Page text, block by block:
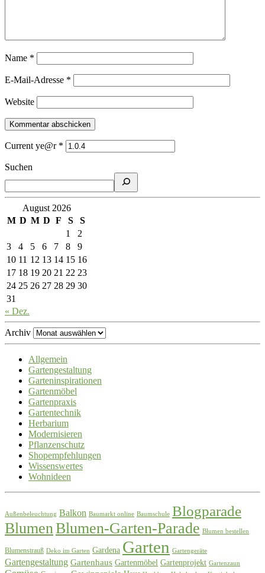
Name *
E-Mail-Adresse *
Website
Current ye@r *
Suchen
August 2026
M D M D F S
S
1
2
3
4 5 6 7 8
9
10 11 12 13 14 15 16
17 18 19 20 21 22 23
24 25 26 27 28 29 30
31
« Dez.
Archiv
Allgemein
Gartengestaltung
Garteninspirationen
Gartenmöbel
Gartenpraxis
Gartentechnik
Herbarium
Modernisieren
Pflanzenschutz
Shopempfehlungen
Wissenswertes
Wohnideen
Außenbeleuchtung Balkon Baumarkt online Baumschule Blogparade
BlumenBlumen-Garten-Parade Blumen bestellen
Blumenstrauß Deko im Garten Gardena Garten Gartengeräte
Gartengestaltung Gartenhaus Gartenmöbel Gartenprojekt Gartenzaun